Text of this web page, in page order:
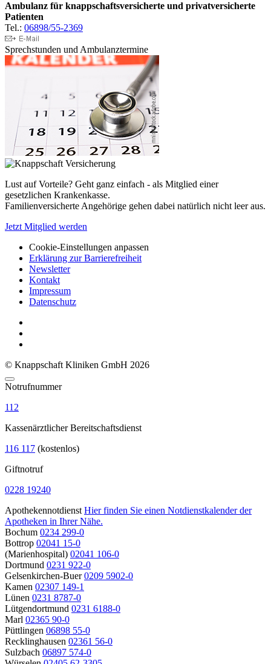
Ambulanz für knappschaftsversicherte und privatversicherte
Patienten
Tel.: 06898/55-2369
Sprechstunden und Ambulanztermine
Lust auf Vorteile? Geht ganz einfach - als Mitglied einer
gesetzlichen Krankenkasse.
Familienversicherte Angehörige gehen dabei natürlich nicht leer aus.
Jetzt Mitglied werden
Cookie-Einstellungen anpassen
Erklärung zur Barrierefreiheit
Newsletter
Kontakt
Impressum
Datenschutz
© Knappschaft Kliniken GmbH 2026
Notrufnummer
112
Kassenärztlicher Bereitschaftsdienst
116 117 (kostenlos)
Giftnotruf
0228 19240
Apothekennotdienst Hier finden Sie einen Notdienstkalender der
Apotheken in Ihrer Nähe.
Bochum 0234 299-0
Bottrop 02041 15-0
(Marienhospital) 02041 106-0
Dortmund 0231 922-0
Gelsenkirchen-Buer 0209 5902-0
Kamen 02307 149-1
Lünen 0231 8787-0
Lütgendortmund 0231 6188-0
Marl 02365 90-0
Püttlingen 06898 55-0
Recklinghausen 02361 56-0
Sulzbach 06897 574-0